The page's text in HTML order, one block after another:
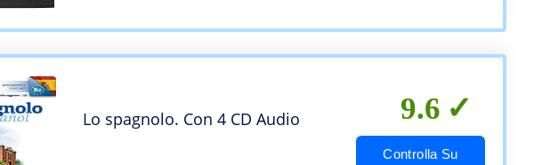
Lo spagnolo. Con 4 CD Audio 9.6
Controlla Su